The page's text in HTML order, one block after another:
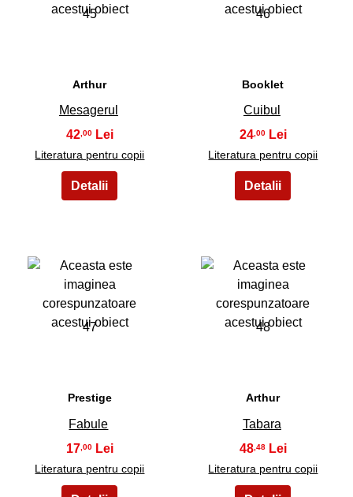
45
Arthur
Mesagerul
42 ,00
Literatura pentru copii
46
Booklet
Cuibul
24 ,00
Literatura pentru copii
47
Prestige
Fabule
17,00
Literatura pentru copii
48
Arthur
Tabara
48 ,48
Literatura pentru copii